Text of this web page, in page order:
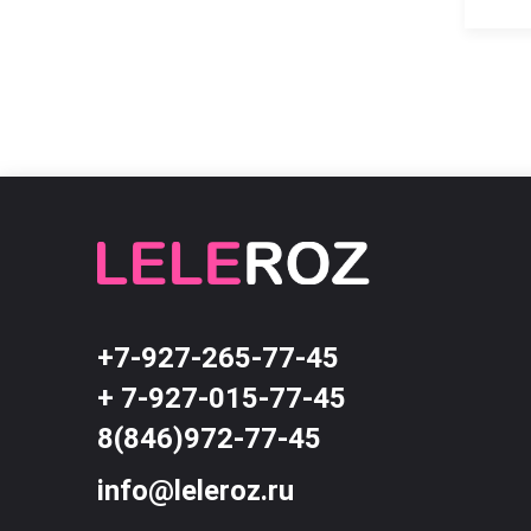
+7-927-265-77-45
+ 7-927-015-77-45
8(846)972-77-45
info@leleroz.ru